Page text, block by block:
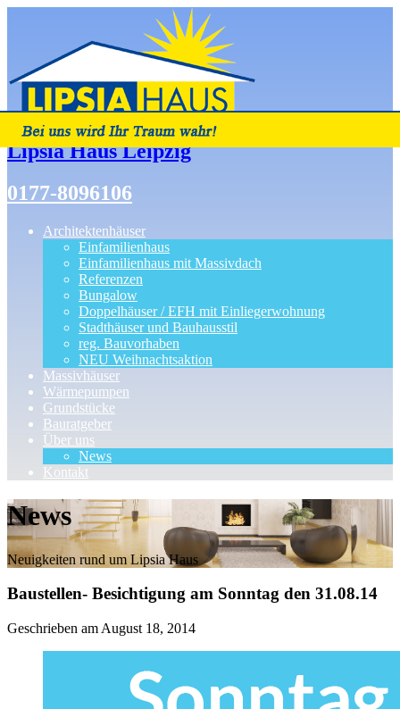
Lipsia Haus Leipzig
0177-8096106
Architektenhäuser
Einfamilienhaus
Einfamilienhaus mit Massivdach
Referenzen
Bungalow
Doppelhäuser / EFH mit Einliegerwohnung
Stadthäuser und Bauhausstil
reg. Bauvorhaben
NEU Weihnachtsaktion
Massivhäuser
Wärmepumpen
Grundstücke
Bauratgeber
Über uns
News
Kontakt
News
Neuigkeiten rund um Lipsia Haus
Baustellen- Besichtigung am Sonntag den 31.08.14
Geschrieben am August 18, 2014